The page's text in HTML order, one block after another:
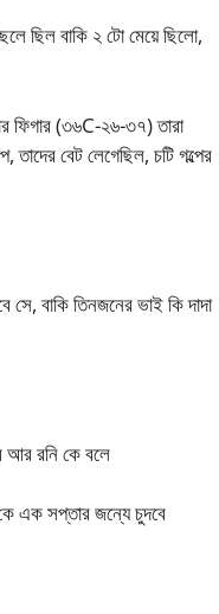
ছিল বাকি ২ টো মেয়ে ছিলো,
ফিগার (৩৬C-২৬-৩৭) তারা
বেট লেগেছিল, চটি গল্পের
সে, বাকি তিনজনের ভাই কি দাদা
আর রনি কে বলে
এক সপ্তার জন্যে চুদবে